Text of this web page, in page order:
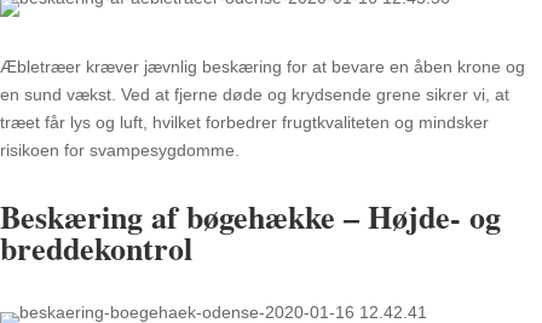
Æbletræer kræver jævnlig beskæring for at bevare en åben krone og
en sund vækst. Ved at fjerne døde og krydsende grene sikrer vi, at
træet får lys og luft, hvilket forbedrer frugtkvaliteten og mindsker
risikoen for svampesygdomme.
Beskæring af bøgehække – Højde- og
breddekontrol